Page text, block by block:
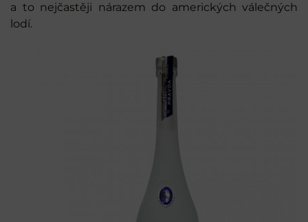
a to nejčastěji nárazem do amerických válečných
lodí.